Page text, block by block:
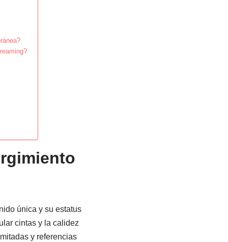
única y su estatus
cintas y la calidez
y referencias